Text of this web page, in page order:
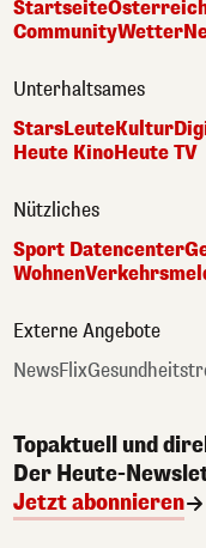
Startseite
CommunityWetter
Unterhaltsames
StarsLeuteKultur
Heute KinoHeute TV
Nützliches
Sport Datencenter
Wohnen
Externe Angebote
NewsFlix
Topaktuell und
Der Heute-
Jetzt abonnieren